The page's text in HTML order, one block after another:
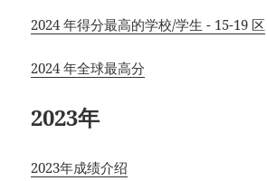
2024 年得分最高的学校/学生 - 15-19 区
2024 年全球最高分
2023年
2023年成绩介绍